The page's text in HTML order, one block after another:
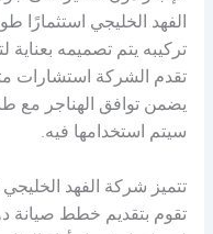
الفهد الخليجي استثمارًا
تركيبه يتم تصميمه بعناية
تقدم الشركة استشارات
يضمن توافق الهناجر مع
سيتم استخدامها فيه.
تتميز شركة الفهد
تقوم بتقديم خطط صيانة